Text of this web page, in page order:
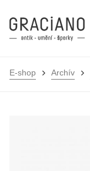
E-shop Archív